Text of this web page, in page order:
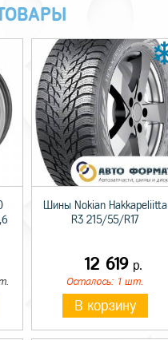
Шины Nokian Hakkapeliitta
R3 215/55/R17
12 619р.
Осталось: 1 шт.
В корзину